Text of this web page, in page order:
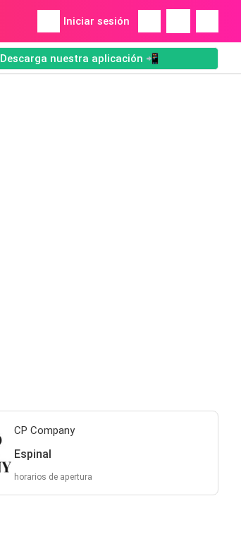
Iniciar sesión
Descarga nuestra aplicación 📲
CP Company
Espinal
horarios de apertura